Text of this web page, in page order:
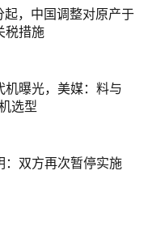
起，中国调整对原产于
税措施
机曝光，美媒：料与
选型
：双方再次暂停实施